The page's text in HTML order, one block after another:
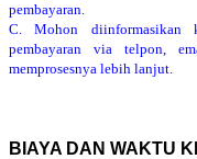
pembayaran.
C. Mohon diinformasikan
pembayaran via telpon,
memprosesnya lebih lanjut.
BIAYA DAN WAKTU